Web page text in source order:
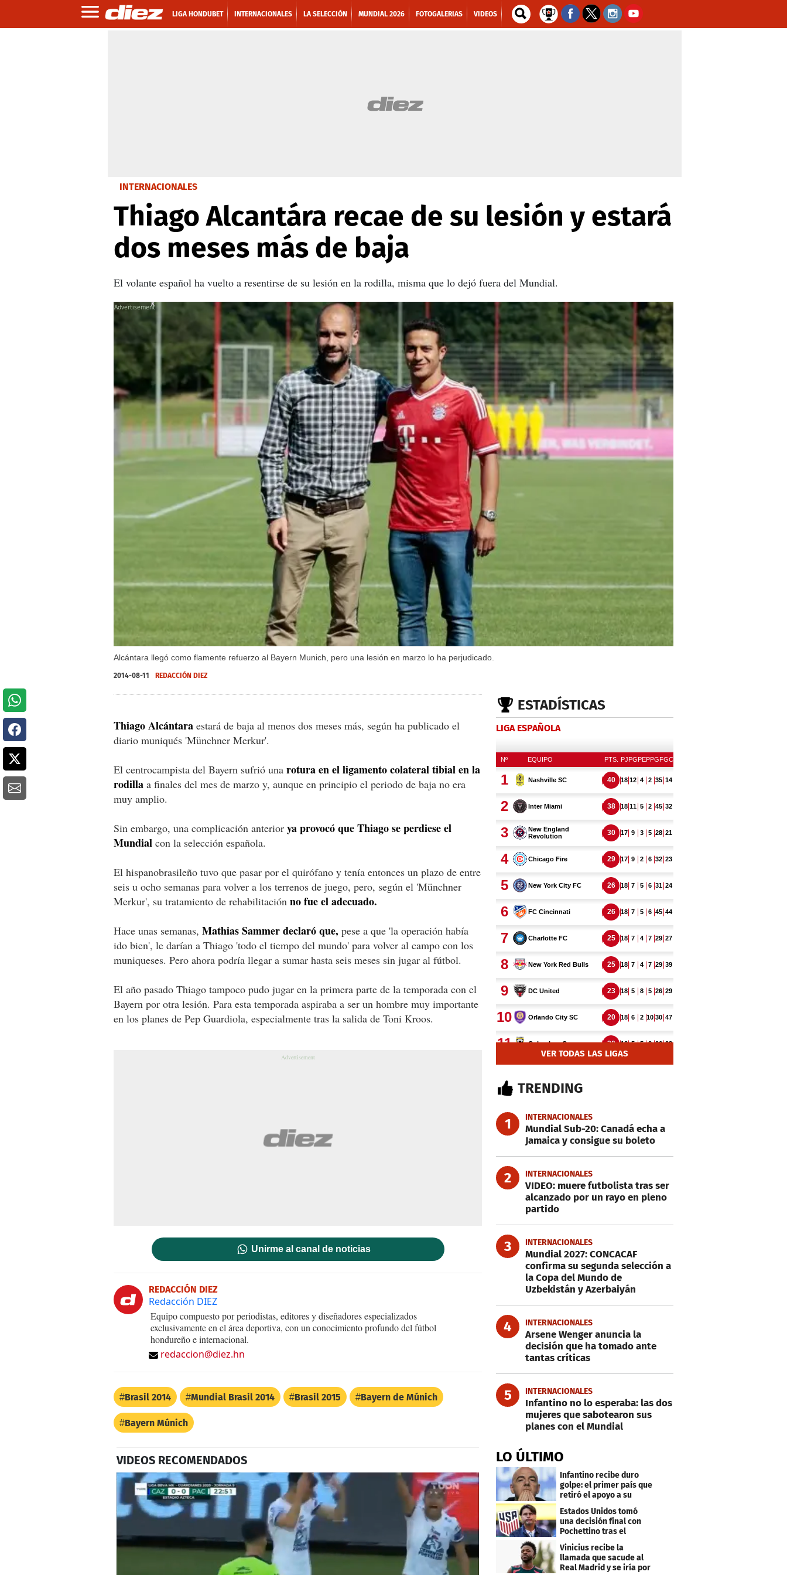
LIGA HONDUBET INTERNACIONALES LA SELECCIÓN MUNDIAL 2026 FOTOGALERIAS VIDEOS
INTERNACIONALES
Thiago Alcantára recae de su lesión y estará
dos meses más de baja
El volante español ha vuelto a resentirse de su lesión en la rodilla, misma que lo dejó fuera del Mundial.
Alcántara llegó como flamente refuerzo al Bayern Munich, pero una lesión en marzo lo ha perjudicado.
X
2014-08-11 REDACCIÓN DIEZ
Thiago Alcántara estará de baja al menos dos meses más, según ha publicado el
diario muniqués 'Münchner Merkur'.
El centrocampista del Bayern sufrió una rotura en el ligamento colateral tibial en la
rodilla a finales del mes de marzo y, aunque en principio el periodo de baja no era
muy amplio.
Sin embargo, una complicación anterior ya provocó que Thiago se perdiese el
Mundial con la selección española.
El hispanobrasileño tuvo que pasar por el quirófano y tenía entonces un plazo de entre
seis u ocho semanas para volver a los terrenos de juego, pero, según el 'Münchner
Merkur', su tratamiento de rehabilitación no fue el adecuado.
Hace unas semanas, Mathias Sammer declaró que, pese a que 'la operación había
ido bien', le darían a Thiago 'todo el tiempo del mundo' para volver al campo con los
muniqueses. Pero ahora podría llegar a sumar hasta seis meses sin jugar al fútbol.
El año pasado Thiago tampoco pudo jugar en la primera parte de la temporada con el
Bayern por otra lesión. Para esta temporada aspiraba a ser un hombre muy importante
en los planes de Pep Guardiola, especialmente tras la salida de Toni Kroos.
Unirme al canal de noticias
REDACCIÓN DIEZ
Redacción DIEZ
Equipo compuesto por periodistas, editores y diseñadores especializados
exclusivamente en el área deportiva, con un conocimiento profundo del fútbol
hondureño e internacional.
redaccion@diez.hn
Brasil 2014 Mundial Brasil 2014 Brasil 2015 Bayern de Múnich
Bayern Múnich
VIDEOS RECOMENDADOS
ESTADÍSTICAS
LIGA ESPAÑOLA
VER TODAS LAS LIGAS
TRENDING
1 INTERNACIONALES
Mundial Sub-20: Canadá echa a
Jamaica y consigue su boleto
2 INTERNACIONALES
VIDEO: muere futbolista tras ser
alcanzado por un rayo en pleno
partido
3 INTERNACIONALES
Mundial 2027: CONCACAF
confirma su segunda selección a
la Copa del Mundo de
Uzbekistán y Azerbaiyán
4 INTERNACIONALES
Arsene Wenger anuncia la
decisión que ha tomado ante
tantas críticas
5 INTERNACIONALES
Infantino no lo esperaba: las dos
mujeres que sabotearon sus
planes con el Mundial
LO ÚLTIMO
Infantino recibe duro
golpe: el primer país que
retiró el apoyo a su
Estados Unidos tomó
una decisión final con
Pochettino tras el
Mundial
Vinicius recibe la
llamada que sacude al
Real Madrid y se iría por